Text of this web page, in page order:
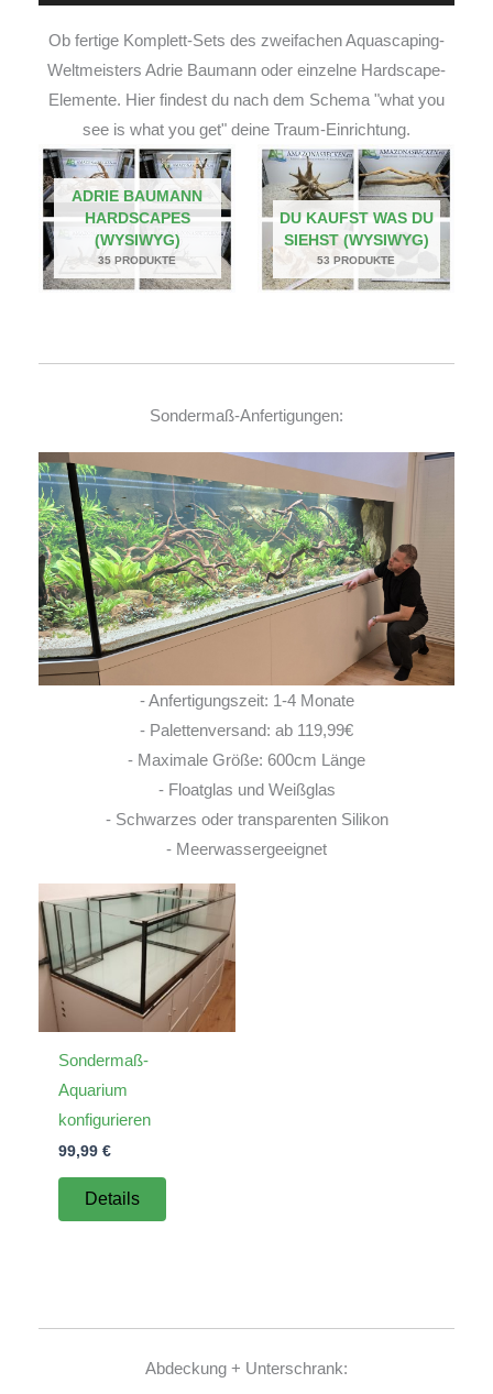
Ob fertige Komplett-Sets des zweifachen Aquascaping-
Weltmeisters Adrie Baumann oder einzelne Hardscape-
Elemente. Hier findest du nach dem Schema "what you
see is what you get" deine Traum-Einrichtung.
ADRIE BAUMANN
HARDSCAPES
(WYSIWYG)
35 PRODUKTE
DU KAUFST WAS DU
SIEHST (WYSIWYG)
53 PRODUKTE
Sondermaß-Anfertigungen:
- Anfertigungszeit: 1-4 Monate
- Palettenversand: ab 119,99€
- Maximale Größe: 600cm Länge
- Floatglas und Weißglas
- Schwarzes oder transparenten Silikon
- Meerwassergeeignet
Sondermaß-
Aquarium
konfigurieren
99,99 €
Details
Abdeckung + Unterschrank: